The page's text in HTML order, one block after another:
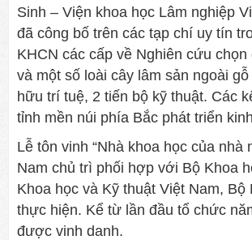
Sinh – Viện khoa học Lâm nghiệp
đã công bố trên các tạp chí uy tín
KHCN các cấp về Nghiên cứu
và một số loài cây lâm sản ngoài
hữu trí tuệ, 2 tiến bộ kỹ thuật. Các
tỉnh mền núi phía Bắc phát triển
Lễ tôn vinh “Nhà khoa học của
Nam chủ trì phối hợp với Bộ Khoa
Khoa học và Kỹ thuật Việt Nam,
thực hiện. Kể từ lần đầu tổ chức
được vinh danh.